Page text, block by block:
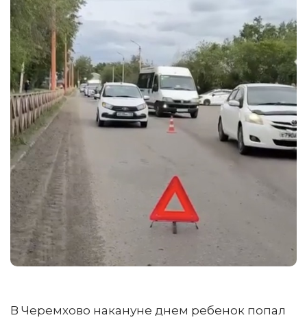
В Черемхово накануне днем ребенок попал